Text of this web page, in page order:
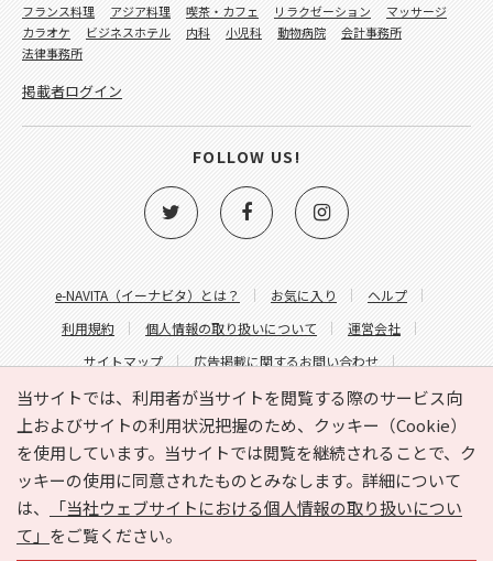
当サイトでは、利用者が当サイトを閲覧する際のサービス向
上およびサイトの利用状況把握のため、クッキー（Cookie）
を使用しています。当サイトでは閲覧を継続されることで、ク
ッキーの使用に同意されたものとみなします。詳細について
は、
「当社ウェブサイトにおける個人情報の取り扱いについ
て」 をご覧ください。
e-NAVITA（イーナビタ）とは？ お気に入り
ヘルプ
利用規約
個人情報の取り扱いについて
運営会社
サイトマップ
広告掲載に関するお問い合わせ
サイトの内容に関するお問い合わせ
フランス料理
アジア料理 喫茶・カフェ リラクゼーション
マッサージ
カラオケ
ビジネスホテル 内科 小児科 動物病院
会計事務所
法律事務所
掲載者ログイン
FOLLOW US!
Copyright © HYOJITO.Co.,Ltd. All Rights Reserved.